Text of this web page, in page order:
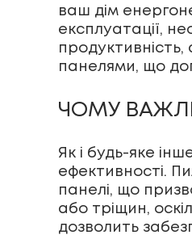
ваш дім
експлуатації,
панелями, що
ЧОМУ
Як і будь-яке
ефективності.
панелі, що
або тріщин,
дозволить